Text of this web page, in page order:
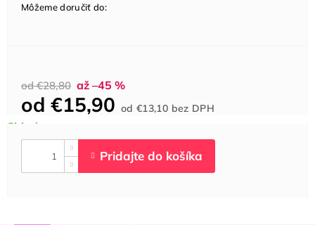
od €28,80 až –45 %
od €15,90 od€13,10 bez DPHcena:
Môžeme doručiť do: